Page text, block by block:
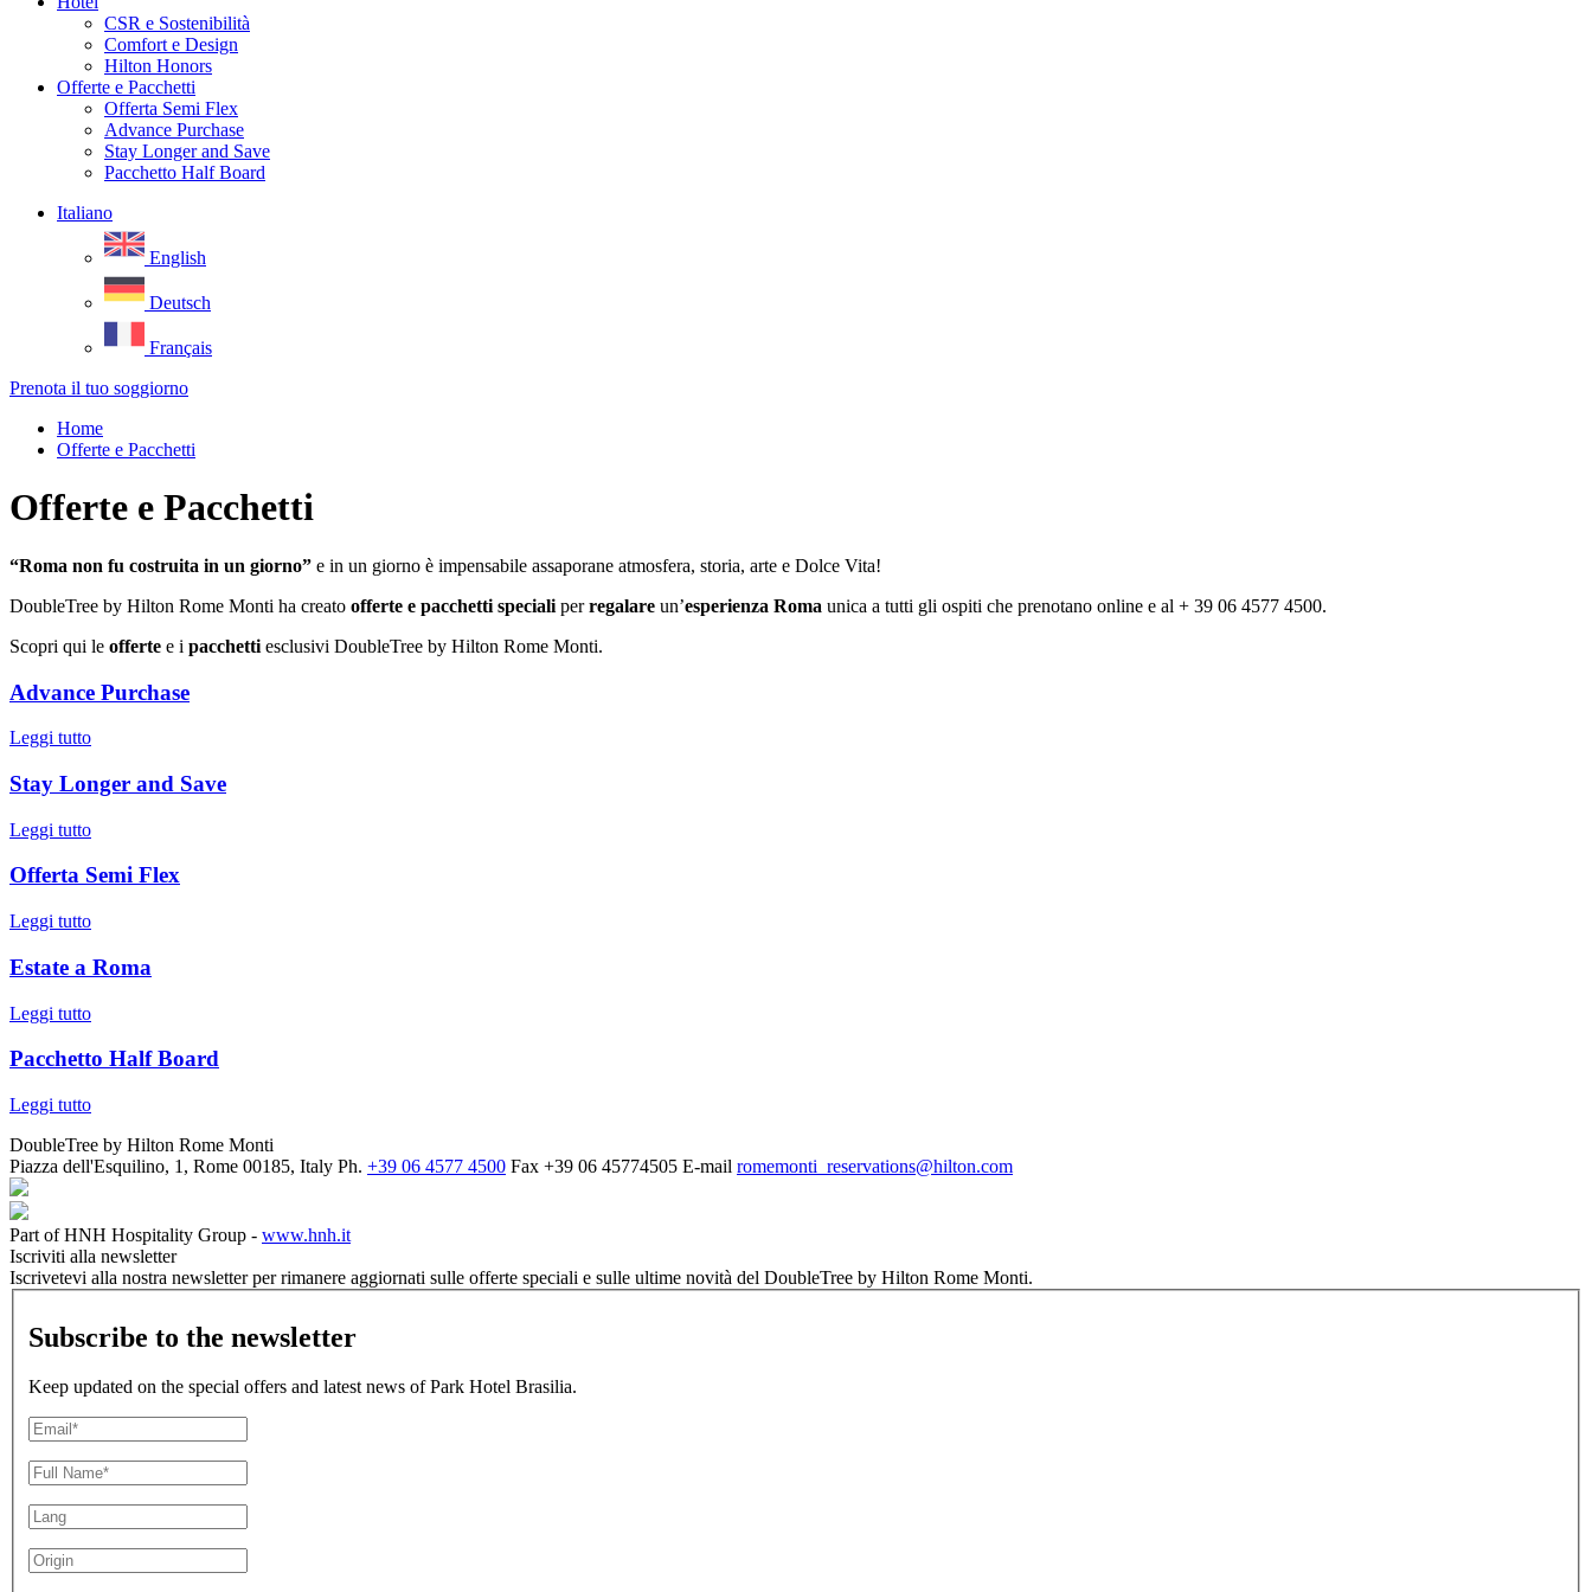
CSR e Sostenibilità
Comfort e Design
Hilton Honors
Offerte e Pacchetti
Offerta Semi Flex
Advance Purchase
Stay Longer and Save
Pacchetto Half Board
Italiano
English
Deutsch
Français
Prenota il tuo soggiorno
Home
Offerte e Pacchetti
Offerte e Pacchetti
“Roma non fu costruita in un giorno” e in un giorno è impensabile assaporane atmosfera, storia, arte e Dolce Vita!
DoubleTree by Hilton Rome Monti ha creato offerte e pacchetti speciali perregalare un’esperienza Roma unica a tutti gli ospiti che prenotano online e al + 39 06 4577 4500.
Scopri qui le offerte e i pacchetti esclusivi DoubleTree by Hilton Rome Monti.
Advance Purchase
Leggi tutto
Stay Longer and Save
Leggi tutto
Offerta Semi Flex
Leggi tutto
Estate a Roma
Leggi tutto
Pacchetto Half Board
Leggi tutto
DoubleTree by Hilton Rome Monti
Piazza dell'Esquilino, 1, Rome 00185, Italy Ph. +39 06 4577 4500 Fax +39 06 45774505 E-mail romemonti_reservations@hilton.com
Part of HNH Hospitality Group - www.hnh.it
Iscriviti alla newsletter
Iscrivetevi alla nostra newsletter per rimanere aggiornati sulle offerte speciali e sulle ultime novità del DoubleTree by Hilton Rome Monti.
Subscribe to the newsletter
Keep updated on the special offers and latest news of Park Hotel Brasilia.